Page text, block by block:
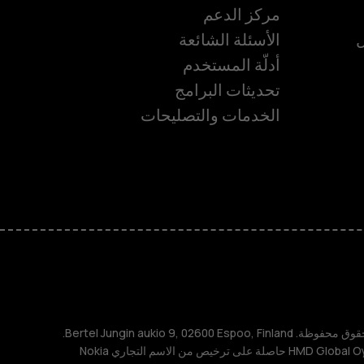
مركز الدعم
الأسئلة الشائعة
أدلّة المستخدم
تحديثات البرامج
الخدمات والتصليحات
TM و © 2026 HMD Global. جميع الحقوق محفوظة. Bertel Jungin aukio 9, 02600 Espoo, Finland.
مُعرِّف الشركة: 2724044-2. شركة HMD Global Oy حاصلة على ترخيص من الاسم التجاري Nokia